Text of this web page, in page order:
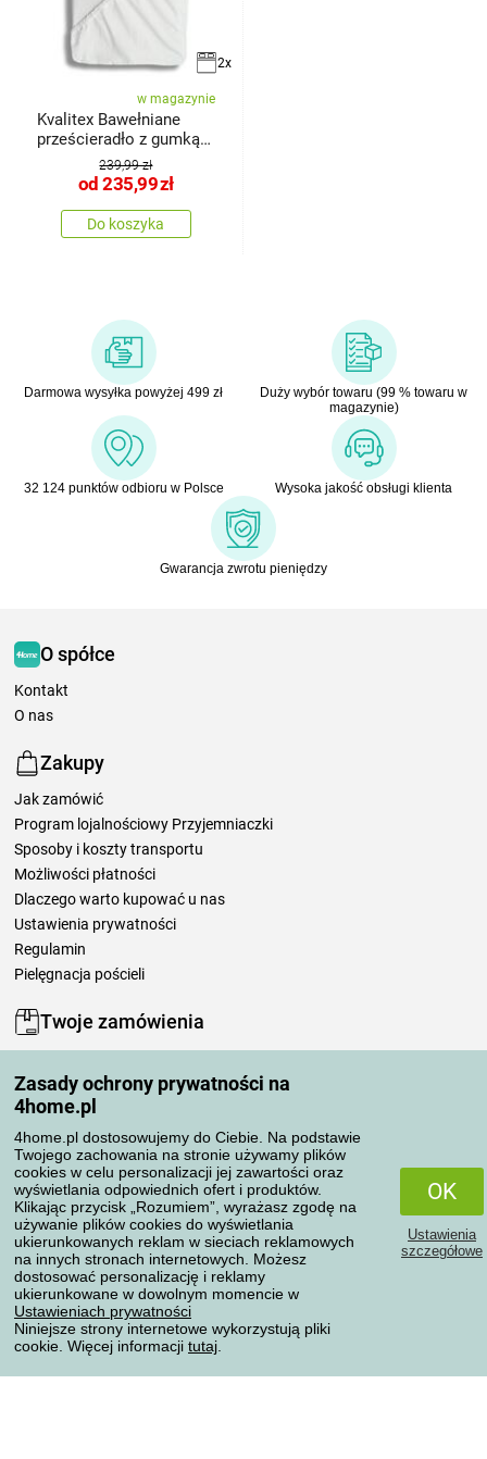
Zasady ochrony prywatności na
4home.pl
4home.pl dostosowujemy do Ciebie. Na podstawie
Twojego zachowania na stronie używamy plików
cookies w celu personalizacji jej zawartości oraz
wyświetlania odpowiednich ofert i produktów.
Klikając przycisk „Rozumiem”, wyrażasz zgodę na
używanie plików cookies do wyświetlania
ukierunkowanych reklam w sieciach reklamowych
na innych stronach internetowych. Możesz
dostosować personalizację i reklamy
ukierunkowane w dowolnym momencie w
Ustawieniach prywatności
Niniejsze strony internetowe wykorzystują pliki
cookie. Więcej informacji tutaj
OK
Ustawienia
szczegółowe
2x
w magazynie
Kvalitex Bawełniane
prześcieradło z gumką
239,99 zł
od 235,99zł
Do koszyka
Darmowa wysyłka powyżej 499 zł
Duży wybór towaru (99 % towaru w
magazynie)
32 124 punktów odbioru w Polsce Wysoka jakość obsługi klienta
Gwarancja zwrotu pieniędzy
O spółce
Kontakt
O nas
Zakupy
Jak zamówić
Program lojalnościowy Przyjemniaczki
Sposoby i koszty transportu
Możliwości płatności
Dlaczego warto kupować u nas
Ustawienia prywatności
Regulamin
Pielęgnacja pościeli
Twoje zamówienia
Moje zamówienia
Reklamacje
Odstąpienie od umowy
Zasady przetwarzania recenzji
Sposoby transportu
Metody płatności